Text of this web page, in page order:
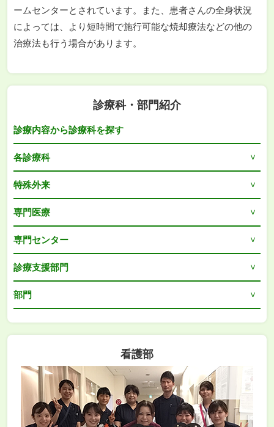
ームセンターとされています。また、患者さんの全身状況
によっては、より短時間で施行可能な焼却療法などの他の
治療法も行う場合があります。
診療科・部門紹介
診療内容から診療科を探す
各診療科
特殊外来
専門医療
専門センター
診療支援部門
部門
看護部